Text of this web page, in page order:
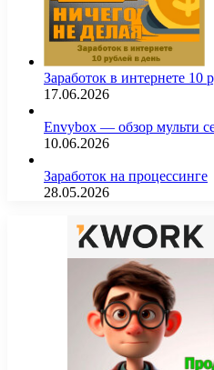
Заработок в интернете 10
17.06.2026
Envybox — обзор мульти
10.06.2026
Заработок на процессинге
28.05.2026